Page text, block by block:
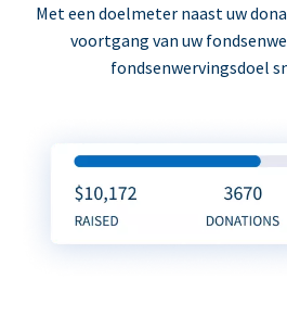
Met een doelmeter naast uw
voortgang van uw
fondsenwervingsdoel